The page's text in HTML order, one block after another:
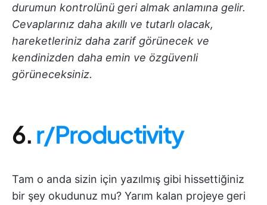
durumun kontrolünü geri almak anlamına gelir.
Cevaplarınız daha akıllı ve tutarlı olacak,
hareketleriniz daha zarif görünecek ve
kendinizden daha emin ve özgüvenli
görüneceksiniz.
6.r/Productivity
Tam o anda sizin için yazılmış gibi hissettiğiniz
bir şey okudunuz mu? Yarım kalan projeye geri